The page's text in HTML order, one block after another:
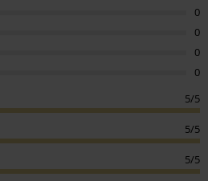
0
0
0
0
5/5
5/5
5/5